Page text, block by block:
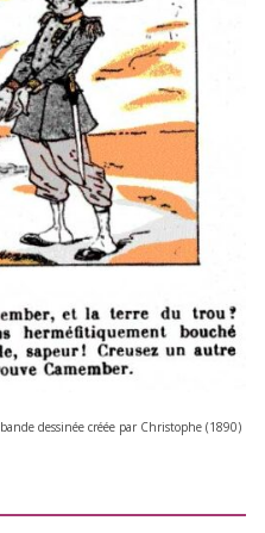
bande des­si­née créée par Christophe (1890)